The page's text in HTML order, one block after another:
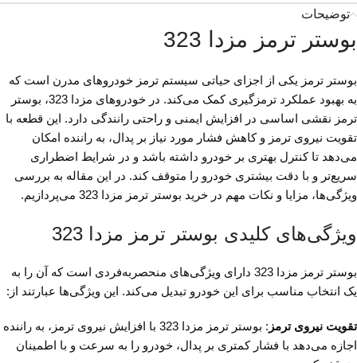
توضیحات
بوستر ترمز مزدا 323
بوستر ترمز یکی از اجزای حیاتی سیستم ترمز خودروهای مدرن است که
به بهبود عملکرد ترمزگیری کمک می‌کند. در خودروهای مزدا 323، بوستر
ترمز نقشی اساسی در افزایش ایمنی و راحتی رانندگی دارد. این قطعه با
تقویت نیروی ترمز و کاهش فشار مورد نیاز بر پدال، به راننده امکان
می‌دهد تا کنترل بهتری بر خودرو داشته باشد و در شرایط اضطراری
سریع‌تر و با دقت بیشتری خودرو را متوقف کند. در این مقاله به بررسی
ویژگی‌ها، مزایا و نکات مهم در خرید بوستر ترمز مزدا 323 می‌پردازیم.
ویژگی‌های کلیدی بوستر ترمز مزدا 323
بوستر ترمز مزدا 323 دارای ویژگی‌های منحصربه‌فردی است که آن را به
یک انتخاب مناسب برای این خودرو تبدیل می‌کند. این ویژگی‌ها عبارتند از:
تقویت نیروی ترمز
: بوستر ترمز مزدا 323 با افزایش نیروی ترمز، به راننده
اجازه می‌دهد با فشار کمتری بر پدال، خودرو را به سرعت و با اطمینان